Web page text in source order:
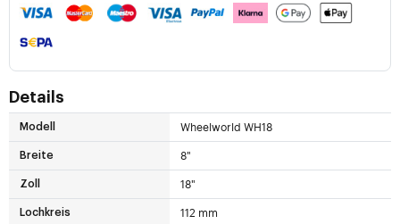
Details
Modell Wheelworld WH18
Breite 8"
Zoll 18"
Lochkreis 112 mm